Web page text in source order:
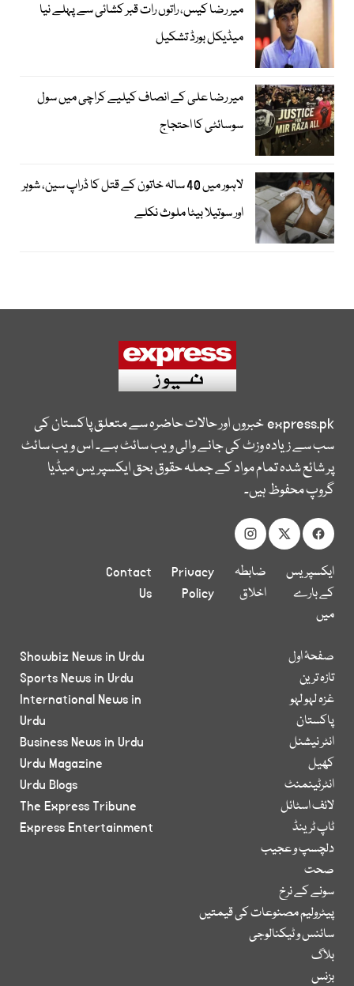
میر رضا کیس، راتوں رات قبر کشائی سے پہلے نیا
میڈیکل بورڈ تشکیل
میر رضا علی کے انصاف کیلیے کراچی میں سول
سوسائٹی کا احتجاج
لاہور میں 40 سالہ خاتون کے قتل کا ڈراپ سین، شوہر
اور سوتیلا بیٹا ملوث نکلے
express.pkخبروں اور حالات حاضرہ سے متعلق پاکستان کی
سب سے زیادہ وزٹ کی جانے والی ویب سائٹ ہے۔ اس ویب سائٹ
پر شائع شدہ تمام مواد کے جملہ حقوق بحق ایکسپریس میڈیا
گروپ محفوظ ہیں۔
ایکسپریس
کے بارے
میں
ضابطہ
اخلاق
Privacy
Policy
Contact
Us
صفحۂ اول
تازہ ترین
غزہ لہو لہو
پاکستان
انٹر نیشنل
کھیل
انٹرٹینمنٹ
لائف اسٹائل
ٹاپ ٹرینڈ
دلچسپ و عجیب
صحت
سونے کے نرخ
پیٹرولیم مصنوعات کی قیمتیں
سائنس و ٹیکنالوجی
بلاگ
بزنس
Showbiz News in Urdu
Sports News in Urdu
International News in
Urdu
Business News in Urdu
Urdu Magazine
Urdu Blogs
The Express Tribune
Express Entertainment